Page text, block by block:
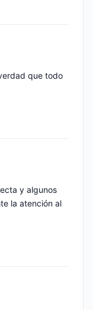
que todo
y algunos
la atención al